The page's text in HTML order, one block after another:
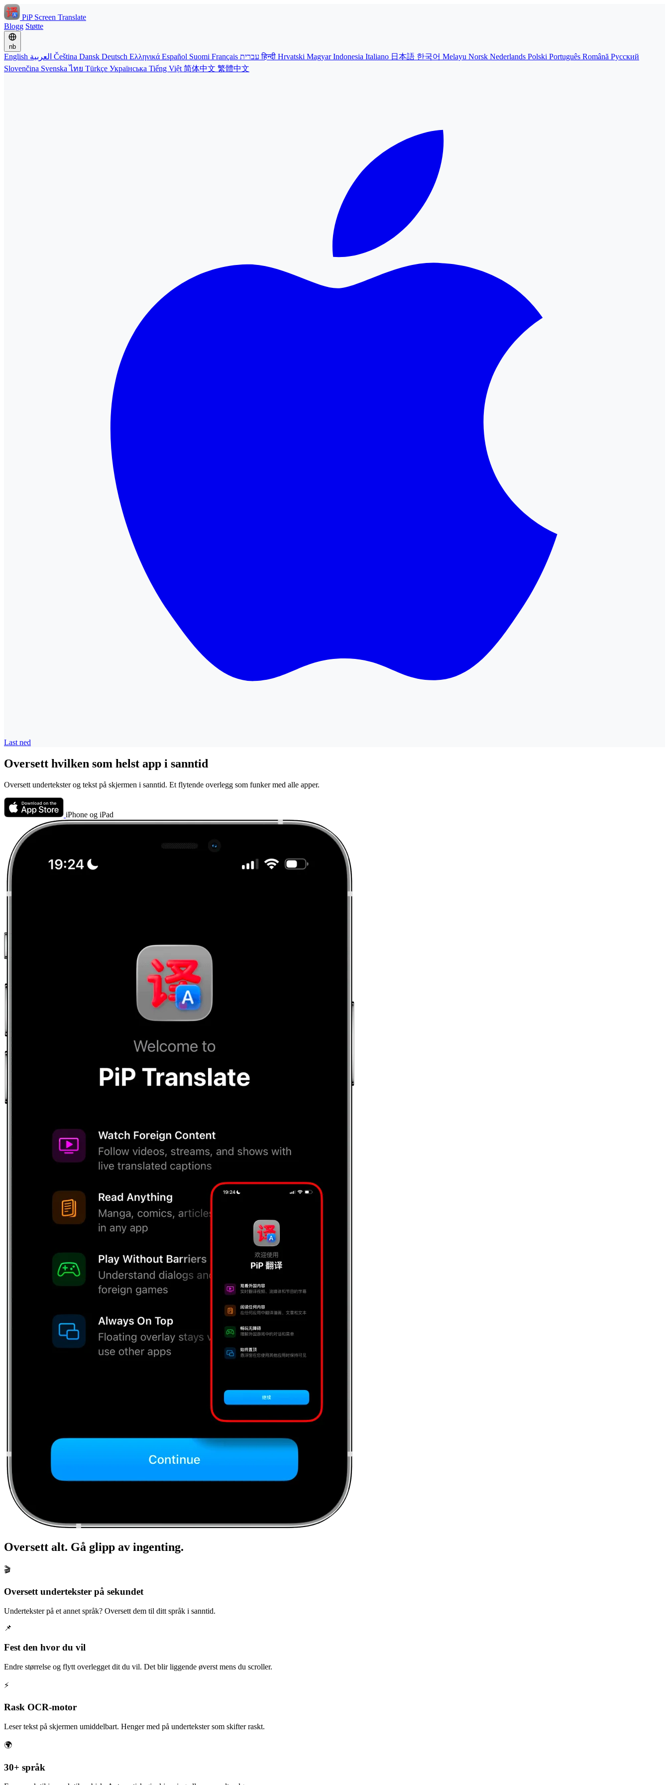
PiP Screen Translate
Blogg Støtte
nb
English Čeština Dansk Deutsch Ελληνικά Español Suomi Français עבריתहिन्दी Hrvatski MagyarIndonesia Italiano 日本語 한국어 Melayu Norsk Nederlands Polski Português Română Русский
Slovenčina Svenskaไทย Türkçe Українська Tiếng Việt 简体中文 繁體中文
Last ned
Oversett hvilken som helst app i sanntid
Oversett undertekster og tekst på skjermen i sanntid. Et flytende overlegg som funker med alle apper.
iPhone og iPad
Oversett alt. Gå glipp av ingenting.
🎬
Oversett undertekster på sekundet
Undertekster på et annet språk? Oversett dem til ditt språk i sanntid.
📌
Fest den hvor du vil
Endre størrelse og flytt overlegget dit du vil. Det blir liggende øverst mens du scroller.
⚡
Rask OCR-motor
Leser tekst på skjermen umiddelbart. Henger med på undertekster som skifter raskt.
🌍
30+ språk